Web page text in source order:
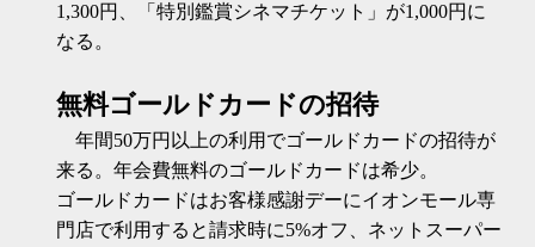
1,300円、「特別鑑賞シネマチケット」が1,000円に
なる。
無料ゴールドカードの招待
年間50万円以上の利用でゴールドカードの招待が
来る。年会費無料のゴールドカードは希少。
ゴールドカードはお客様感謝デーにイオンモール専
門店で利用すると請求時に5%オフ、ネットスーパー